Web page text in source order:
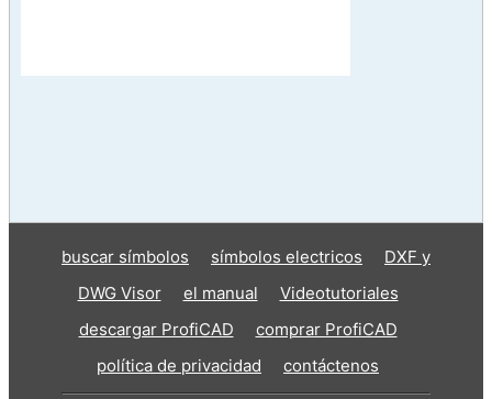
buscar símbolos símbolos electricos
DXF y
DWG Visor
el manual
Videotutoriales
descargar ProfiCAD
comprar ProfiCAD
política de privacidad
contáctenos